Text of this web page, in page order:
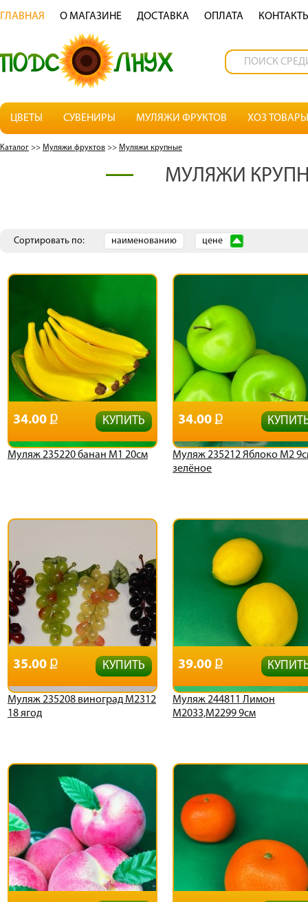
ГЛАВНАЯ О МАГАЗИНЕ ДОСТАВКА OПЛАТА
ЦВЕТЫ СУВЕНИРЫ МУЛЯЖИ ФРУКТОВ ХОЗ ТОВАРЫ
Каталог >> Муляжи фруктов >> Муляжи крупные
МУЛЯЖИ
Сортировать по: наименованию цене
Муляж 235220 банан М1 20см
34.00 КУПИТЬ
Муляж 235212 Яблоко М2
зелёное
34.00
Муляж 235208 виноград М2312
18 ягод
35.00 КУПИТЬ
Муляж 244811 Лимон
М2033,М2299 9см
39.00